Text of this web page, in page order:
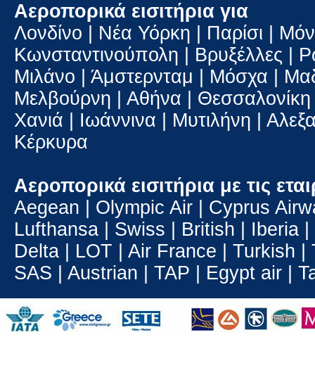
Αεροπορικά εισιτήρια για
Λονδίνο | Νέα Υόρκη | Παρίσι |
Κωνσταντινούπολη | Βρυξέλλες |
Μιλάνο | Άμστερνταμ | Μόσχα |
Μελβούρνη | Αθήνα | Θεσσαλονίκη
Χανιά | Ιωάννινα | Μυτιλήνη |
Κέρκυρα
Αεροπορικά εισιτήρια με τις
Aegean | Olympic Air | Cyprus
Lufthansa | Swiss | British | Iberia
Delta | LOT | Air France | Turkish |
SAS | Austrian | TAP | Egypt air |